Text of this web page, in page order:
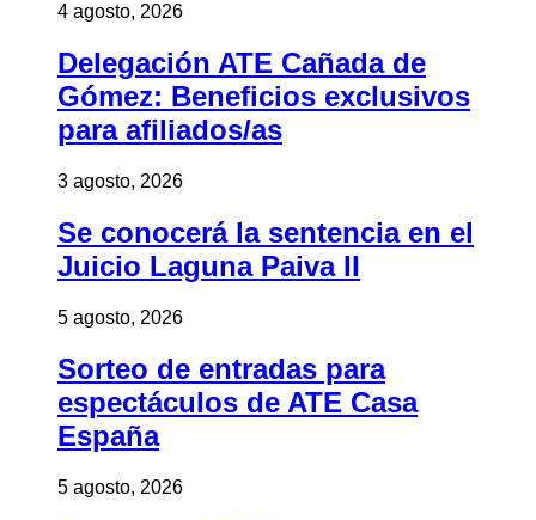
4 agosto, 2026
Delegación ATE Cañada de
Gómez: Beneficios exclusivos
para afiliados/as
3 agosto, 2026
Se conocerá la sentencia en el
Juicio Laguna Paiva II
5 agosto, 2026
Sorteo de entradas para
espectáculos de ATE Casa
España
5 agosto, 2026